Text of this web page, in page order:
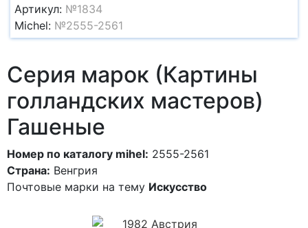
Артикул: №1834
Michel: №2555-2561
Серия марок (Картины
голландских мастеров)
Гашеные
Номер по каталогу mihel: 2555-2561
Страна: Венгрия
Почтовые марки на тему Искусство